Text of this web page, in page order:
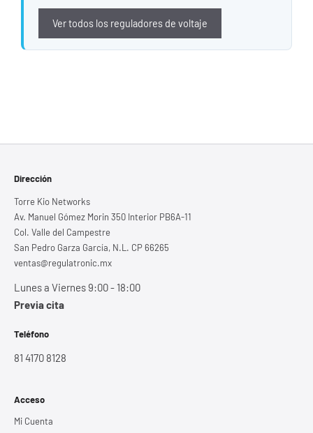
Ver todos los reguladores de voltaje
Dirección
Torre Kio Networks
Av. Manuel Gómez Morin 350 Interior PB6A-11
Col. Valle del Campestre
San Pedro Garza García, N.L. CP 66265
ventas@regulatronic.mx
Lunes a Viernes 9:00 - 18:00
Previa cita
Teléfono
81 4170 8128
Acceso
Mi Cuenta